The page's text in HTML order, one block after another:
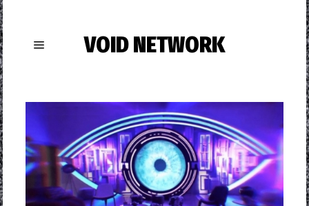
VOID NETWORK